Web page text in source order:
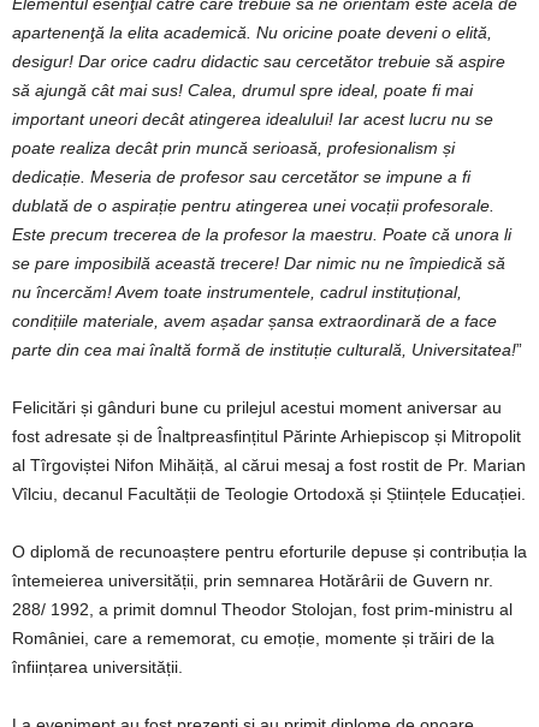
apartenenţă la elita academică. Nu oricine poate deveni o elită,
desigur! Dar orice cadru didactic sau cercetător trebuie să aspire
să ajungă cât mai sus! Calea, drumul spre ideal, poate fi mai
important uneori decât atingerea idealului! Iar acest lucru nu se
poate realiza decât prin muncă serioasă, profesionalism și
dedicație. Meseria de profesor sau cercetător se impune a fi
dublată de o aspirație pentru atingerea unei vocații profesorale.
Este precum trecerea de la profesor la maestru. Poate că unora li
se pare imposibilă această trecere! Dar nimic nu ne împiedică să
nu încercăm! Avem toate instrumentele, cadrul instituțional,
condițiile materiale, avem așadar șansa extraordinară de a face
parte din cea mai înaltă formă de instituție culturală, Universitatea!”
Felicitări și gânduri bune cu prilejul acestui moment aniversar au
fost adresate și de Înaltpreasfințitul Părinte Arhiepiscop și Mitropolit
al Tîrgoviștei Nifon Mihăiță, al cărui mesaj a fost rostit de Pr. Marian
Vîlciu, decanul Facultății de Teologie Ortodoxă și Științele Educației.
O diplomă de recunoaștere pentru eforturile depuse și contribuția la
întemeierea universității, prin semnarea Hotărârii de Guvern nr.
288/ 1992, a primit domnul Theodor Stolojan, fost prim-ministru al
României, care a rememorat, cu emoție, momente și trăiri de la
înființarea universității.